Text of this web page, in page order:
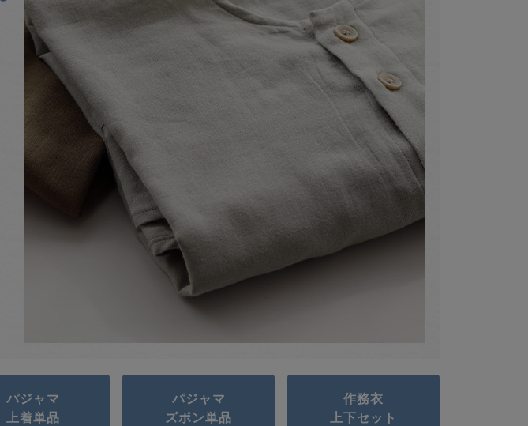
パジャマ
上着単品
パジャマ
ズボン単品
作務衣
上下セット